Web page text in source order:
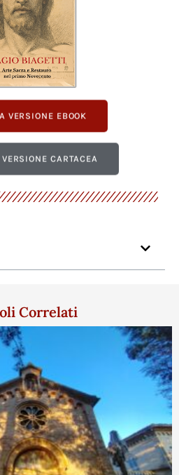
VERSIONE EBOOK
CARTACEA
Correlati